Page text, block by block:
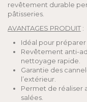
revêtement durable
pâtisseries.
AVANTAGES PRODUIT :
Idéal pour préparer
Revêtement anti-
nettoyage rapide.
Garantie des
l’extérieur.
Permet de réaliser
salées.